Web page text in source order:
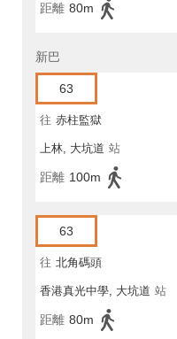
距離 80m
新巴
63
往 赤柱監獄
上林, 大坑道 站
距離 100m
63
往 北角碼頭
香港真光中學, 大坑道 站
距離 80m